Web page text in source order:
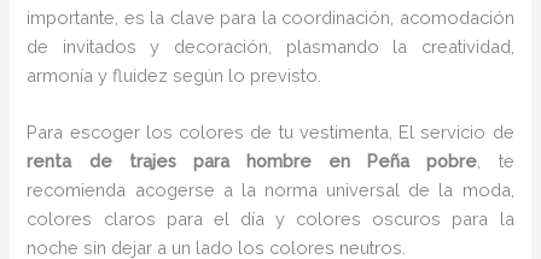
importante, es la clave para la coordinación, acomodación
de invitados y decoración, plasmando la creatividad,
armonía y fluidez según lo previsto.
Para escoger los colores de tu vestimenta, El servicio de
renta de trajes para hombre en Peña pobre , te
recomienda acogerse a la norma universal de la moda,
colores claros para el día y colores oscuros para la
noche sin dejar a un lado los colores neutros.